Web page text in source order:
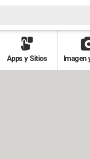
Apps y Sitios Imagen